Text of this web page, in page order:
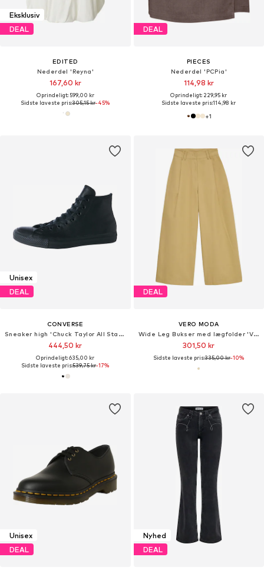
Eksklusiv
DEAL
EDITED
Nederdel 'Reyna'
167,60 kr
Oprindeligt: 599,00 kr
Sidste laveste pris:305,15 kr-45%
DEAL
PIECES
Nederdel 'PCPia'
114,98 kr
Oprindeligt: 229,95 kr
Sidste laveste pris:114,98 kr
+1
Unisex
DEAL
CONVERSE
Sneaker high 'Chuck Taylor All Star Leather'
444,50 kr
Oprindeligt: 635,00 kr
Sidste laveste pris:539,75 kr-17%
DEAL
VERO MODA
Wide Leg Bukser med lægfolder 'VMNova'
301,50 kr
Sidste laveste pris:335,00 kr-10%
Unisex
DEAL
Nyhed
DEAL